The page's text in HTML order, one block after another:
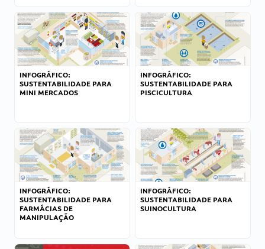
INFOGRÁFICO:
SUSTENTABILIDADE PARA
MINI MERCADOS
INFOGRÁFICO:
SUSTENTABILIDADE PARA
PISCICULTURA
INFOGRÁFICO:
SUSTENTABILIDADE PARA
FARMÁCIAS DE
MANIPULAÇÃO
INFOGRÁFICO:
SUSTENTABILIDADE PARA
SUINOCULTURA